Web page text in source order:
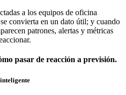
a los equipos de oficina
convierta en un dato útil; y cuando
patrones, alertas y métricas
pasar de reacción a previsión.